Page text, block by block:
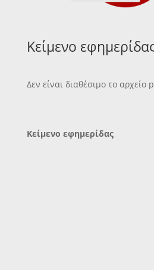
Κείμενο
Δεν είναι διαθέσιμο το αρχείο
Κείμενο εφημερίδας